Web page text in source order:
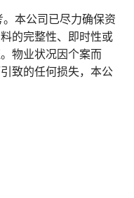
本公司已尽力确保资
的完整性、即时性或
物业状况因个案而
致的任何损失，本公